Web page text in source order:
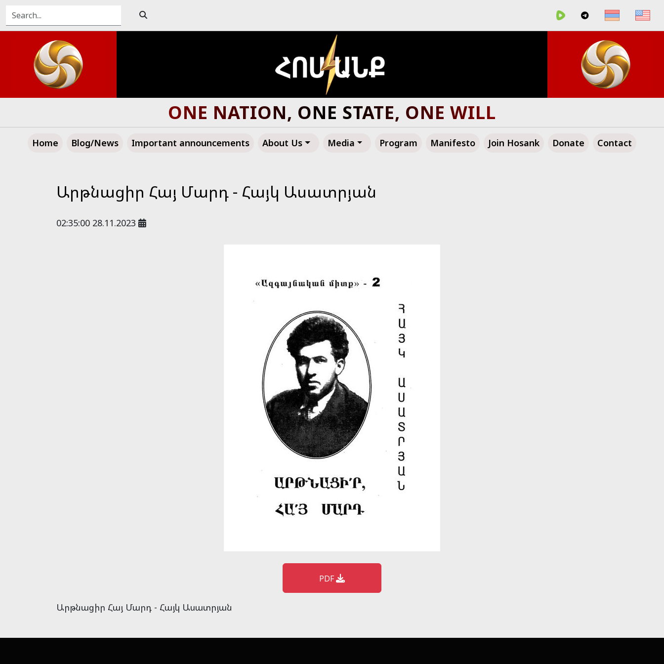
ONE NATION, ONE STATE, ONE WILL
Home Blog/News Important announcements About Us Media Program Manifesto Join Hosank Donate Contact
Արթնացիր Հայ Մարդ - Հայկ Ասատրյան
02:35:00 28.11.2023
PDF
Արթնացիր Հայ Մարդ - Հայկ Ասատրյան